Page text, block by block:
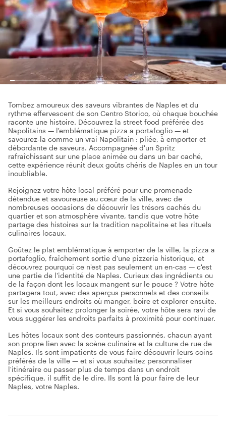
Tombez amoureux des saveurs vibrantes de Naples et du
rythme effervescent de son Centro Storico, où chaque bouchée
raconte une histoire. Découvrez la street food préférée des
Napolitains — l'emblématique pizza a portafoglio — et
savourez-la comme un vrai Napolitain : pliée, à emporter et
débordante de saveurs. Accompagnée d'un Spritz
rafraîchissant sur une place animée ou dans un bar caché,
cette expérience réunit deux goûts chéris de Naples en un tour
inoubliable.
Rejoignez votre hôte local préféré pour une promenade
détendue et savoureuse au cœur de la ville, avec de
nombreuses occasions de découvrir les trésors cachés du
quartier et son atmosphère vivante, tandis que votre hôte
partage des histoires sur la tradition napolitaine et les rituels
culinaires locaux.
Goûtez le plat emblématique à emporter de la ville, la pizza a
portafoglio, fraîchement sortie d'une pizzeria historique, et
découvrez pourquoi ce n'est pas seulement un en-cas — c'est
une partie de l'identité de Naples. Curieux des ingrédients ou
de la façon dont les locaux mangent sur le pouce ? Votre hôte
partagera tout, avec des aperçus personnels et des conseils
sur les meilleurs endroits où manger, boire et explorer ensuite.
Et si vous souhaitez prolonger la soirée, votre hôte sera ravi de
vous suggérer les endroits parfaits à proximité pour continuer.
Les hôtes locaux sont des conteurs passionnés, chacun ayant
son propre lien avec la scène culinaire et la culture de rue de
Naples. Ils sont impatients de vous faire découvrir leurs coins
préférés de la ville — et si vous souhaitez personnaliser
l'itinéraire ou passer plus de temps dans un endroit
spécifique, il suffit de le dire. Ils sont là pour faire de leur
Naples, votre Naples.